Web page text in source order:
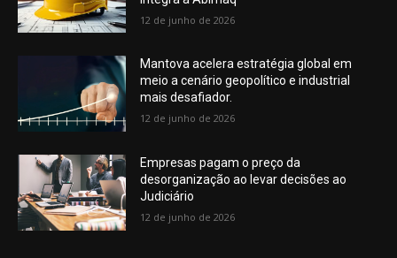
12 de junho de 2026
Mantova acelera estratégia global em
meio a cenário geopolítico e industrial
mais desafiador.
12 de junho de 2026
Empresas pagam o preço da
desorganização ao levar decisões ao
Judiciário
12 de junho de 2026